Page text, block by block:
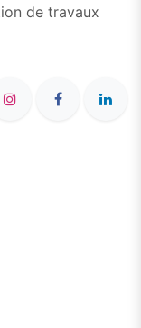
de travaux